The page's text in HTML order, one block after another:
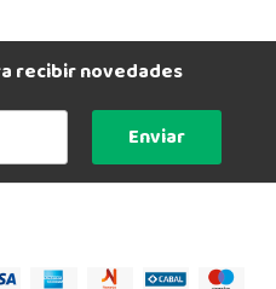
recibir novedades
Enviar